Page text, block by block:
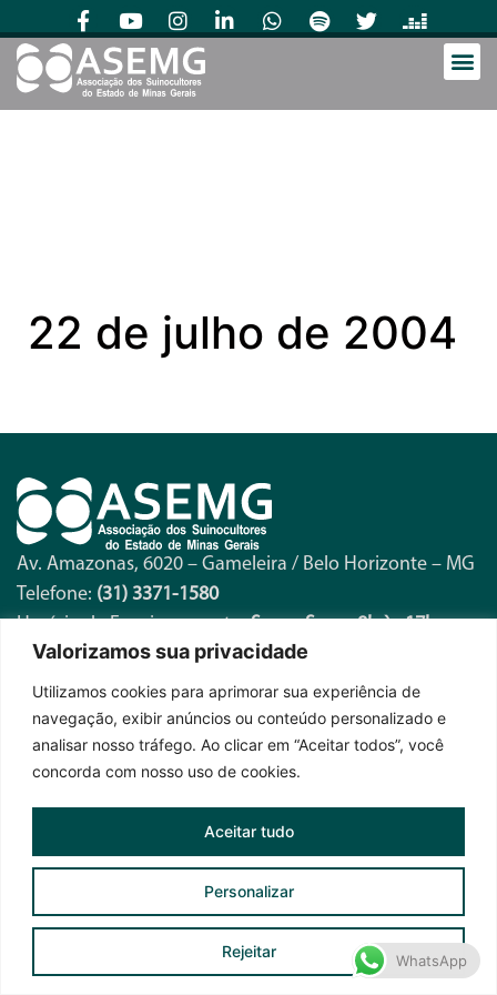
Valorizamos sua privacidade
Utilizamos cookies para aprimorar sua experiência de
navegação, exibir anúncios ou conteúdo personalizado e
analisar nosso tráfego. Ao clicar em “Aceitar todos”, você
concorda com nosso uso de cookies.
Personalizar
Rejeitar
Aceitar tudo
22 de julho de 2004
Av. Amazonas, 6020 – Gameleira / Belo Horizonte – MG
Telefone: (31) 3371-1580
Horário de Funcionamento:Seg. a Sex. – 8h às 17h
Fique por dentro das novidades
Assinar News ASEMG
WhatsApp